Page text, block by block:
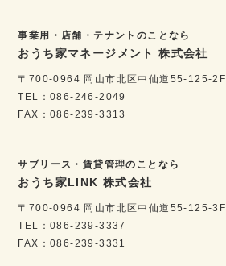
事業用・店舗・テナントのことなら
おうち家マネージメント 株式会社
〒700-0964 岡山市北区中仙道55-125-2F
TEL：086-246-2049
FAX：086-239-3313
サブリース・賃貸管理のことなら
おうち家LINK 株式会社
〒700-0964 岡山市北区中仙道55-125-3F
TEL：086-239-3337
FAX：086-239-3331